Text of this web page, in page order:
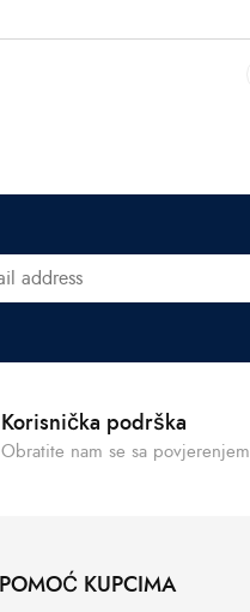
Korisnička podrška
Obratite nam se sa povjerenjem
POMOĆ KUPCIMA